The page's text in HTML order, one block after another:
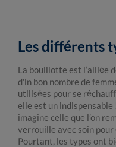
Les différents
La bouillotte est l’alliée
d'in bon nombre de
utilisées pour se
elle est un indispensable
imagine celle que l’on
verrouille avec soin
Pourtant, les types ont